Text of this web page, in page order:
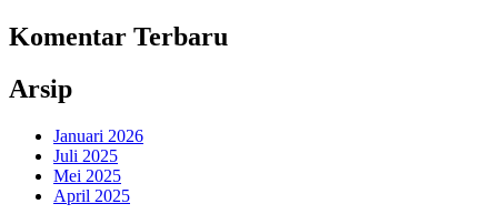
Komentar Terbaru
Arsip
Januari 2026
Juli 2025
Mei 2025
April 2025